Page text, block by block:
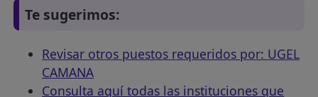
Te sugerimos:
Revisar otros puestos requeridos por: UGEL
CAMANA
Consulta aquí todas las instituciones que